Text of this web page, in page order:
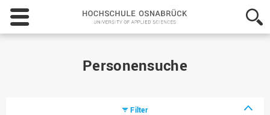
Hochschule
Osnabrück
-
Personensuche
Filter